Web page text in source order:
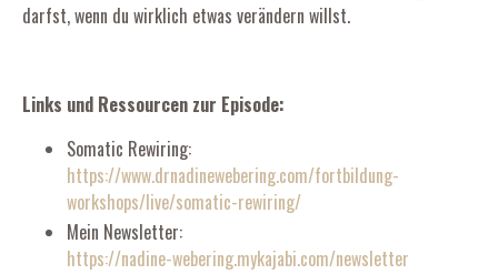
darfst, wenn du wirklich etwas verändern willst.
Links und Ressourcen zur Episode:
Somatic Rewiring:
https://www.drnadinewebering.com/fortbildung-
workshops/live/somatic-rewiring/
Mein Newsletter:
https://nadine-webering.mykajabi.com/newsletter